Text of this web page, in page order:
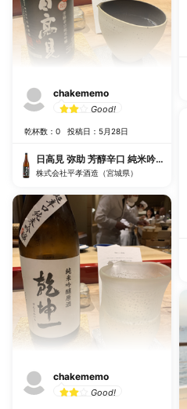
chakememo
Good!
乾杯数：0 投稿日：5月28日
日高見 弥助 芳醇辛口 純米吟醸
株式会社平孝酒造（宮城県）
chakememo
Good!